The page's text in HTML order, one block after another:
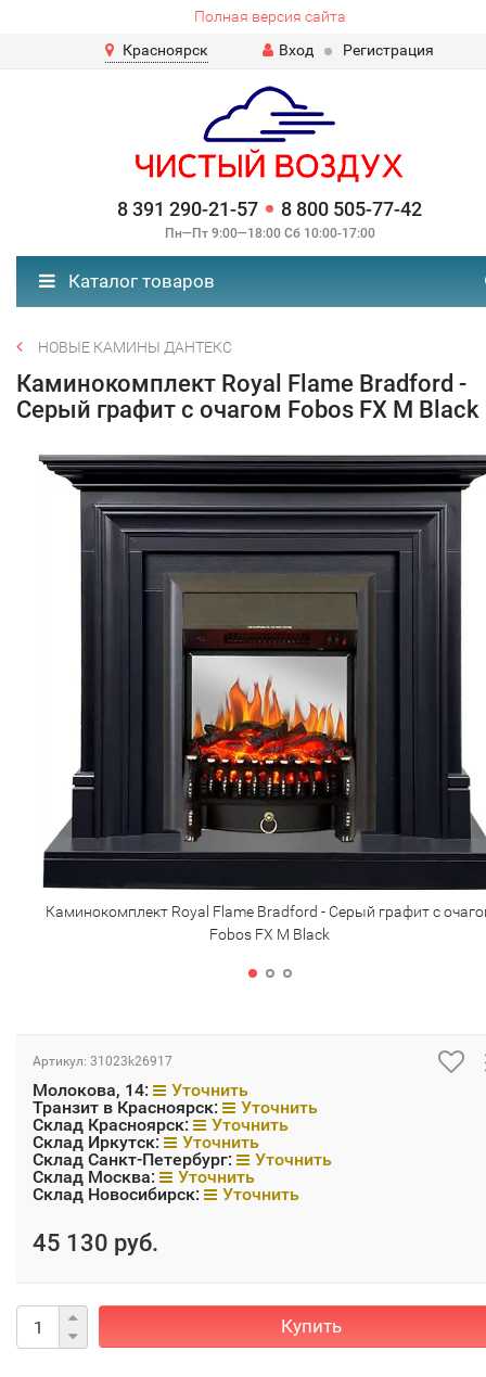
Полная версия сайта
Красноярск
Вход Регистрация
8 391 290-21-57 8 800 505-77-42
Пн—Пт 9:00—18:00 Сб 10:00-17:00
Каталог товаров
НОВЫЕ КАМИНЫ ДАНТЕКС
Каминокомплект Royal Flame Bradford -
Серый графит с очагом Fobos FX M Black
Каминокомплект Royal Flame Bradford - Серый графит с
Fobos FX M Black
Артикул: 31023k26917
Молокова, 14:
Уточнить
Транзит в Красноярск:
Уточнить
Склад Красноярск:
Уточнить
Склад Иркутск:
Уточнить
Склад Санкт-Петербург:
Уточнить
Склад Москва:
Уточнить
Склад Новосибирск:
Уточнить
45 130 руб.
Купить